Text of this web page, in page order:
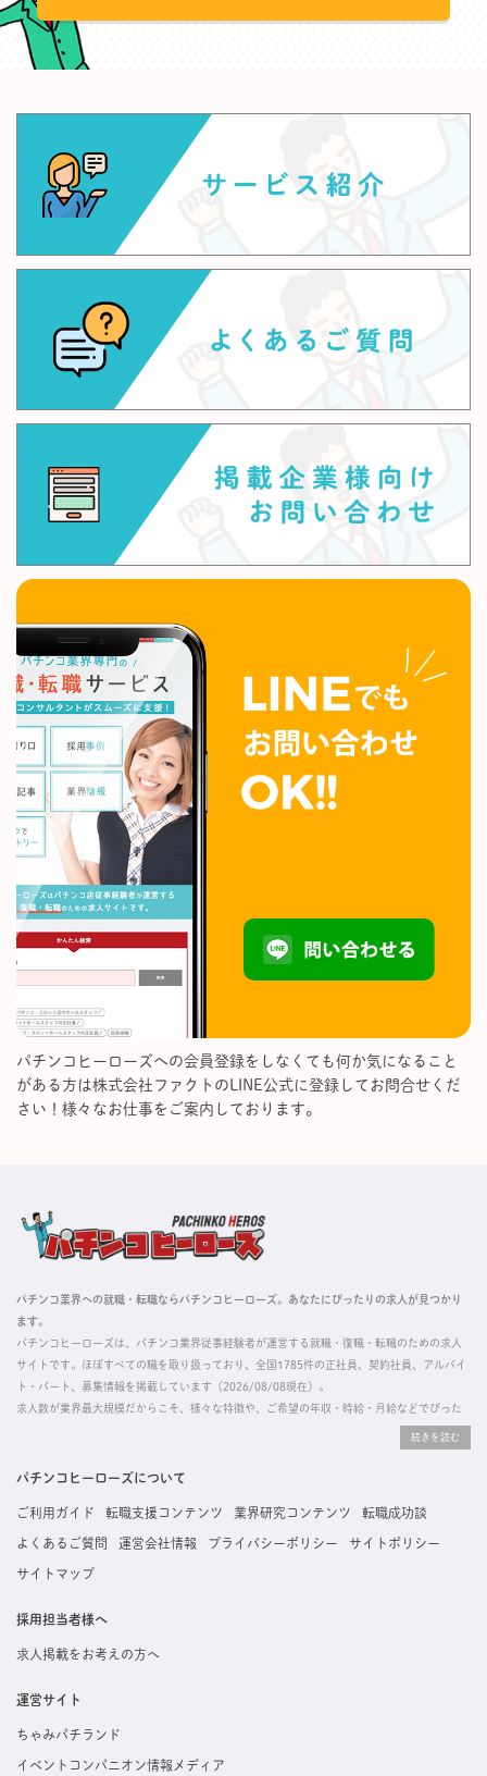
パチンコヒーローズへの会員登録をしなくても何か気になること
がある方は株式会社ファクトのLINE公式に登録してお問合せくだ
さい！様々なお仕事をご案内しております。
パチンコ業界への就職・転職ならパチンコヒーローズ。あなたにぴったりの求人が見つかり
ます。
パチンコヒーローズは、パチンコ業界従事経験者が運営する就職・復職・転職のための求人
サイトです。ほぼすべての職を取り扱っており、全国1785件の正社員、契約社員、アルバイ
ト・パート、募集情報を掲載しています（2026/08/08現在）。
求人数が業界最大規模だからこそ、様々な特徴や、ご希望の年収・時給・月給などでぴった
掲載している求人は、すべて契約法人様から寄せられた正規の求人情報です。応募いただい
た内容はすぐに直接事業所に届くためスムーズに転職・復職できます。
パチンコヒーローズについて
ご利用ガイド 転職支援コンテンツ 業界研究コンテンツ 転職成功談
よくあるご質問 運営会社情報 プライバシーポリシー サイトポリシー
サイトマップ
採用担当者様へ
求人掲載をお考えの方へ
運営サイト
ちゃみパチランド
イベントコンパニオン情報メディア